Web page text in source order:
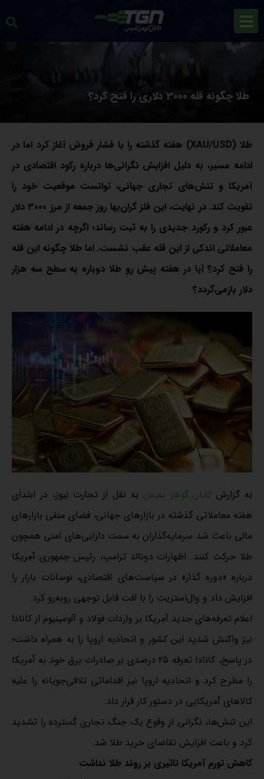
طلا چگونه قله 3000 دلاری را فتح کرد؟
طلا (XAU/USD) هفته گذشته را با فشار فروش آغاز کرد اما در
ادامه مسیر، به دلیل افزایش نگرانی‌ها درباره رکود اقتصادی در
آمریکا و تنش‌های تجاری جهانی، توانست موقعیت خود را
تقویت کند. در نهایت، این فلز گران‌بها روز جمعه از مرز 3000 دلار
عبور کرد و رکورد جدیدی را به ثبت رساند؛ اگرچه در ادامه هفته
معاملاتی اندکی از این قله عقب نشست. اما طلا چگونه این قله
را فتح کرد؟ آیا در هفته پیش رو طلا دوباره به سطح سه هزار
دلار بازمی‌گردد؟
به گزارش تابان گوهر نفیس به نقل از تجارت نیوز، در ابتدای
هفته معاملاتی گذشته در بازارهای جهانی، فضای منفی بازارهای
مالی باعث شد سرمایه‌گذاران به سمت دارایی‌های امنی همچون
طلا حرکت کنند. اظهارات دونالد ترامپ، رئیس جمهوری آمریکا
درباره «دوره گذار» در سیاست‌های اقتصادی، نوسانات بازار را
افزایش داد و وال‌استریت را با افت قابل‌ توجهی روبه‌رو کرد.
اعلام تعرفه‌های جدید آمریکا بر واردات فولاد و آلومینیوم از کانادا
نیز واکنش شدید این کشور و اتحادیه اروپا را به همراه داشت؛
در پاسخ، کانادا تعرفه 25 درصدی بر صادرات برق خود به آمریکا
را مطرح کرد و اتحادیه اروپا نیز اقداماتی تلافی‌جویانه را علیه
کالاهای آمریکایی در دستور کار قرار داد.
این تنش‌ها، نگرانی از وقوع یک جنگ تجاری گسترده را تشدید
کرد و باعث افزایش تقاضای خرید طلا شد.
کاهش تورم آمریکا تاثیری بر روند طلا نداشت